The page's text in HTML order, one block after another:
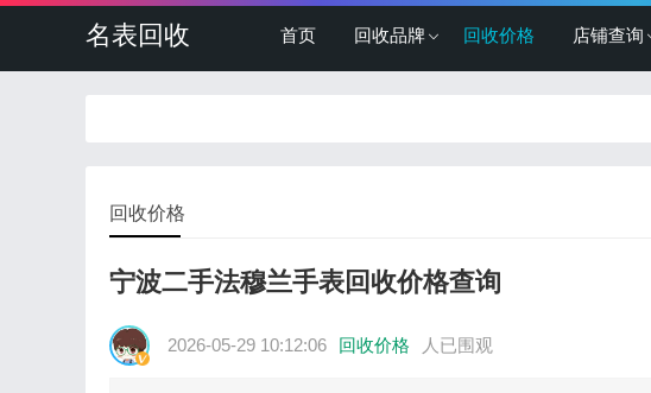
名表回收 首页 回收品牌 回收价格 店铺查询
回收价格
宁波二手法穆兰手表回收价格查询
2026-05-29 10:12:06 回收价格 人已围观